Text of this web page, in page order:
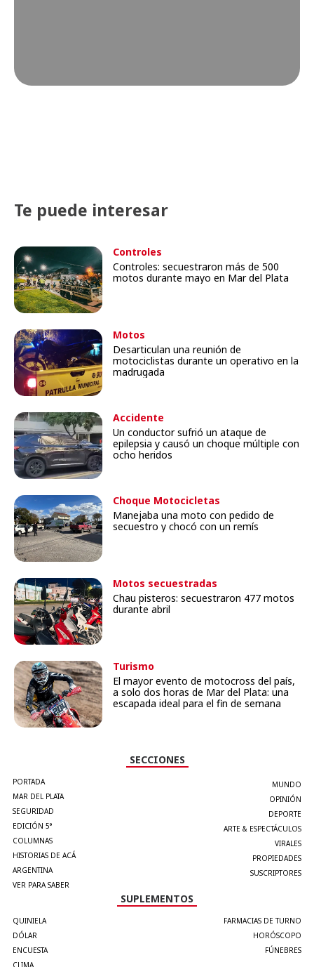
Te puede interesar
Controles
Controles: secuestraron más de 500
motos durante mayo en Mar del Plata
Motos
Desarticulan una reunión de
motociclistas durante un operativo en la
madrugada
Accidente
Un conductor sufrió un ataque de
epilepsia y causó un choque múltiple con
ocho heridos
Choque Motocicletas
Manejaba una moto con pedido de
secuestro y chocó con un remís
Motos secuestradas
Chau pisteros: secuestraron 477 motos
durante abril
Turismo
El mayor evento de motocross del país,
a solo dos horas de Mar del Plata: una
escapada ideal para el fin de semana
SECCIONES
PORTADA
MAR DEL PLATA
SEGURIDAD
EDICIÓN 5°
COLUMNAS
HISTORIAS DE ACÁ
ARGENTINA
VER PARA SABER
MUNDO
OPINIÓN
DEPORTE
ARTE & ESPECTÁCULOS
VIRALES
PROPIEDADES
SUSCRIPTORES
SUPLEMENTOS
QUINIELA
DÓLAR
ENCUESTA
CLIMA
FARMACIAS DE TURNO
HORÓSCOPO
FÚNEBRES